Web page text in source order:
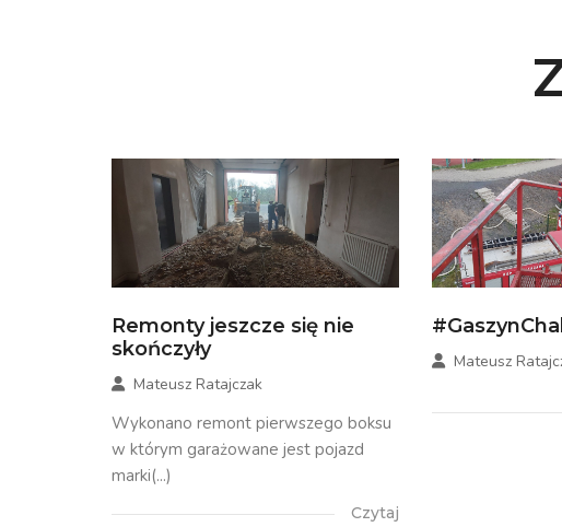
Remonty jeszcze się nie
skończyły
Mateusz Ratajczak
Wykonano remont pierwszego boksu
w którym garażowane jest pojazd
marki(...)
Czytaj
Mateusz